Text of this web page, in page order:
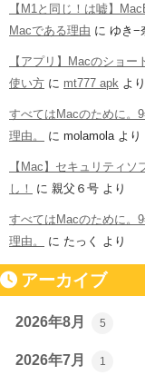
【M1と同じ！は嘘】
Macである理由 に ゆき−
【アプリ】Macのショ
使い方 に mt777 apk より
すべてはMacのために。
理由。
に molamolaより
【Mac】セキュリティ
し！
に 親父６号 より
すべてはMacのために。
理由。
に たっく より
アーカイブ
2026年8月 5
2026年7月 1